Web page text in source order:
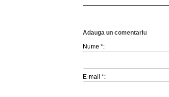
Adauga un comentariu
Nume *:
E-mail *: